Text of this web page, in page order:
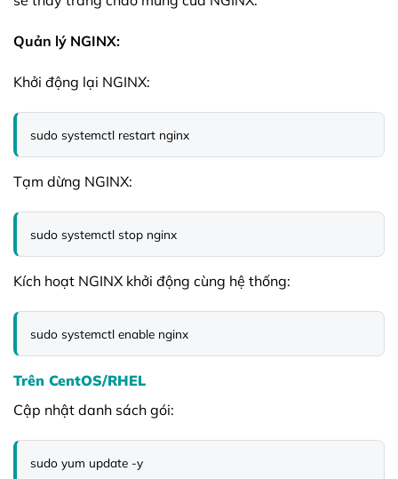
Quản lý NGINX:
Khởi động lại NGINX:
sudo systemctl restart nginx
Tạm dừng NGINX:
sudo systemctl stop nginx
Kích hoạt NGINX khởi động cùng hệ thống:
sudo systemctl enable nginx
Trên CentOS/RHEL
Cập nhật danh sách gói:
sudo yum update -y